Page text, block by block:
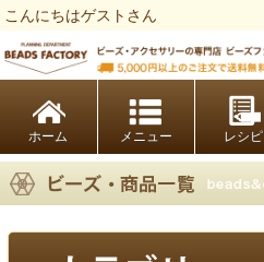
こんにちはゲストさん
ホーム レシピ